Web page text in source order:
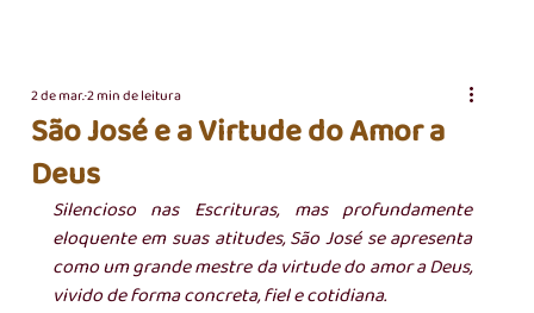
São José e a Virtude do Amor a
Deus
2 de mar.2 min de leitura
Silencioso nas Escrituras, mas profundamente
eloquente em suas atitudes, São José se apresenta
como um grande mestre da virtude do amor a Deus,
vivido de forma concreta, fiel e cotidiana.